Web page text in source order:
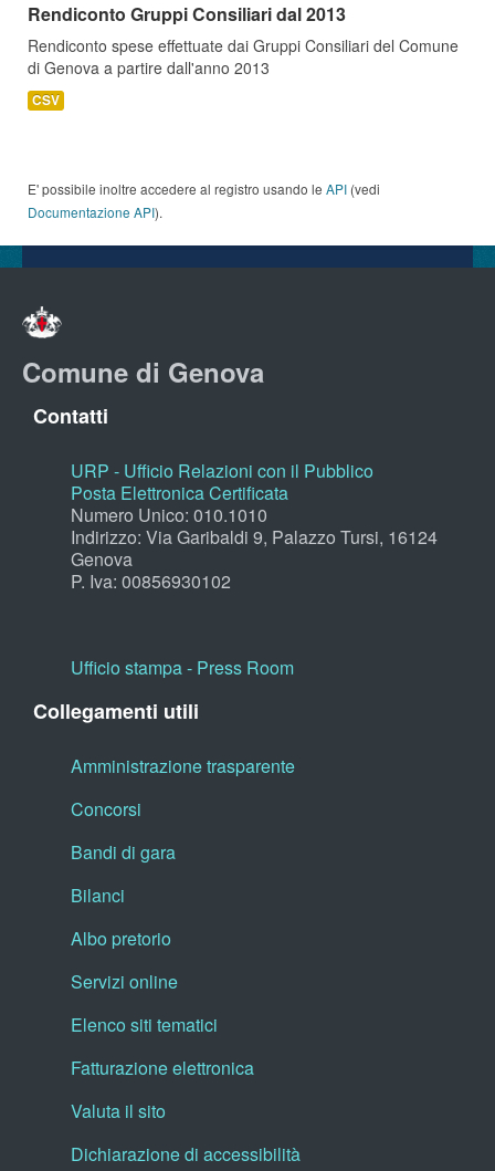
Rendiconto Gruppi Consiliari dal 2013
Rendiconto spese effettuate dai Gruppi Consiliari del Comune
di Genova a partire dall'anno 2013
CSV
E' possibile inoltre accedere al registro usando le API (vedi
Documentazione API).
Comune di Genova
Contatti
URP - Ufficio Relazioni con il Pubblico
Posta Elettronica Certificata
Numero Unico: 010.1010
Indirizzo: Via Garibaldi 9, Palazzo Tursi, 16124
Genova
P. Iva: 00856930102
Ufficio stampa - Press Room
Collegamenti utili
Amministrazione trasparente
Concorsi
Bandi di gara
Bilanci
Albo pretorio
Servizi online
Elenco siti tematici
Fatturazione elettronica
Valuta il sito
Dichiarazione di accessibilità